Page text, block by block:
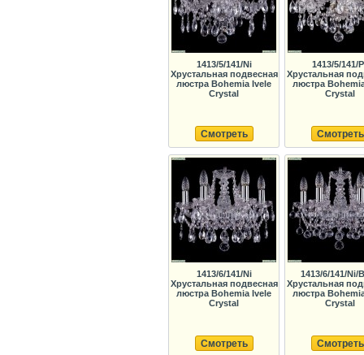
1413/5/141/Ni
Хрустальная подвесная
люстра Bohemia Ivele
Crystal
Смотреть
1413/5/141/
Хрустальная
люстра
Crystal
Смотреть
1413/6/141/Ni
Хрустальная подвесная
люстра Bohemia Ivele
Crystal
Смотреть
1413/6/141/Ni/
Хрустальная
люстра
Crystal
Смотреть